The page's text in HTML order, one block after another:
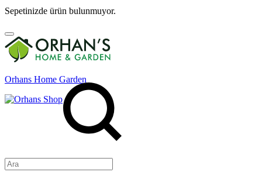
Sepetinizde ürün bulunmuyor.
Orhans Home Garden